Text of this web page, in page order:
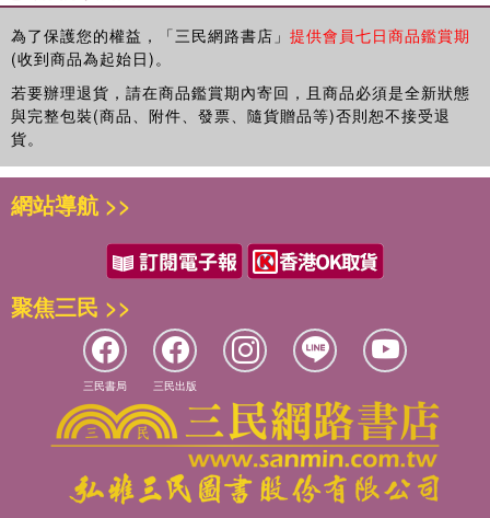
從行程安排、待辦管理到生活規劃，立即改變你的日常節奏。
4. 讓寫作與表達能力快速升級
學會用 AI 產出多版本內容，從口語到商務、行銷一次到位。
5. 建立你的「第二大腦」，加速學習與內化
不再只是閱讀，而是讓知識真正變成你的能力。
6. AI 搜尋與資料分析能力全面提升
不只是找資料，而是直接得到答案與洞察。
從圖像、聲音到影片，打造你的個人創作能力。
讓 AI 幫你被看見，而不是只是默默努力。
9. 用 AI 幫你做更聰明的決策
從消費選擇到投資判斷，全面提升決策品質。
10. 建立可複製、可持續的 AI 生活模式
不是短期技巧，而是一套能長期運作的人生系統。
回到核心價值
◎從日常生活，到專業能力全面升級：
這些看似分散的應用，其實都在解決同一件事：
► 讓你的生活，可以被系統化運作。
在未來，真正的差距，將不再只是「能力」，而是你是否擁有
一套能放大能力的系統。
► 有些人，仍然用 AI 做單一任務；
► 而有些人，已經用 AI 建立整個生活與工作的運作方式。
兩者之間的差距，將會越來越大。
如果說過去的競爭，是「誰做得比較多」，那未來的競爭，將
► 誰的系統運作得更好。
這本書希望帶給你的，不只是技巧，而是一種全新的思考方
式：
► 不是再問「AI 可以幫我做什麼？」
而是開始思考 – 「我能不能用 AI，設計我的生活」？
當你開始用這個角度看待 AI，你會發現，它不只是工具，而是
你生活中最重要的升級引擎。當別人還在學習如何使用 AI，
「你」，將開始建立屬於自己的：
► AI 智慧生活系統。
洪錦魁2026/4/20
2-2-2 晚餐選擇實例（快速決策應用）
2-2-3 多選一決策（進階比較與判斷）
2-3 每日/ 每週生活規劃
2-3-1 從單日安排到節奏設計
2-3-2 一週生活節奏規劃實例
2-4 從工具到系統：建立你的 AI 日常生活模式
▌第3 章 AI 寫作術 - 讓AI 替你完成高品質內容
3-1 讓AI 產出不同風格內容（口語 / 商務 / 行銷）
3-1-1 錯誤用法：只讓 AI 生成內容
3-1-3 進階用法：一次產出多版本內容
3-2 讓AI 把普通內容變專業
3-2-1 錯誤用法：直接重寫內容
3-2-2 正確用法：指定優化方向
3-3 建立「可重複使用」的AI 寫作模板
3-3-1 錯誤用法：每次從零開始寫
3-3-2 正確用法：建立固定寫作模板
3-3-3 建立可替換的寫作模板：深智公司實例
為了保護您的權益，「三民網路書店」 提供會員七日商品鑑賞期
(收到商品為起始日)。
若要辦理退貨，請在商品鑑賞期內寄回，且商品必須是全新狀態
與完整包裝(商品、附件、發票、隨貨贈品等)否則恕不接受退
貨。
網站導航 >>
聚焦三民 >>
三民書局 三民出版